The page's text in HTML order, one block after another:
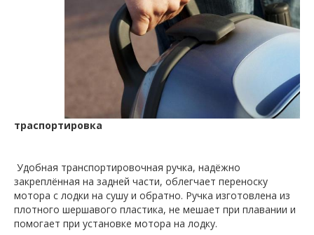
траспортировка
Удобная транспортировочная ручка, надёжно
закреплённая на задней части, облегчает переноску
мотора с лодки на сушу и обратно. Ручка изготовлена из
плотного шершавого пластика, не мешает при плавании и
помогает при установке мотора на лодку.